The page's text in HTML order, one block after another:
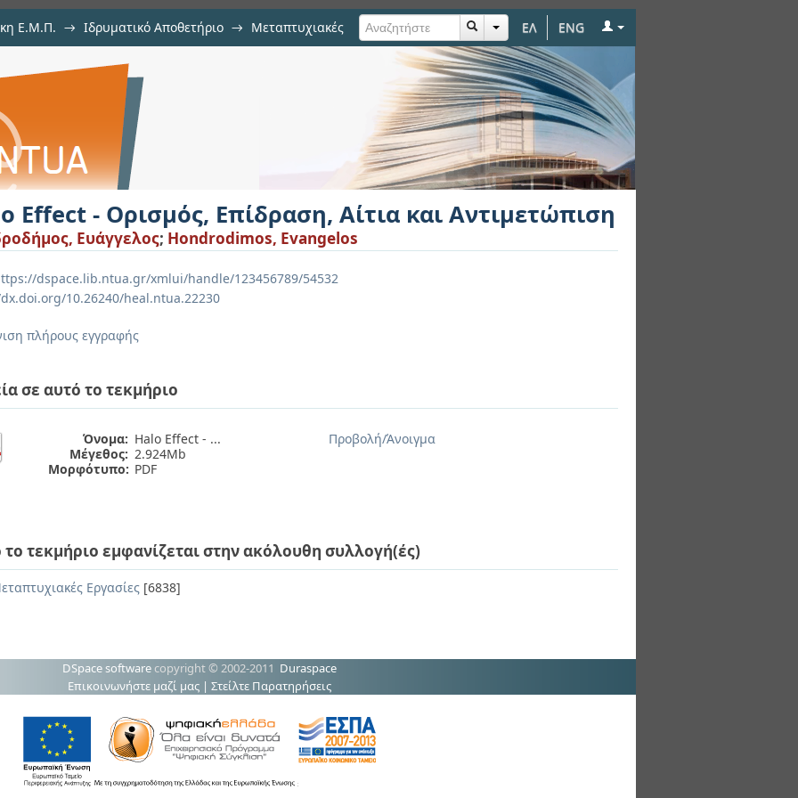
ΕΛ ENG
Ε.Μ.Π. → Ιδρυματικό Αποθετήριο → Μεταπτυχιακές
Επίδραση, Αίτια και Αντιμετώπιση
Effect - Ορισμός, Επίδραση, Αίτια και Αντιμετώπιση
Ευάγγελος; Hondrodimos, Evangelos
dspace.lib.ntua.gr/xmlui/handle/123456789/54532
10.26240/heal.ntua.22230
πλήρους εγγραφής
σε αυτό το τεκμήριο
Όνομα: Halo Effect - ...
Μέγεθος: 2.924Mb
Μορφότυπο: PDF
Προβολή/Άνοιγμα
το τεκμήριο εμφανίζεται στην ακόλουθη συλλογή(ές)
Εργασίες [6838]
DSpace software copyright © 2002-2011 Duraspace
Επικοινωνήστε μαζί μας | Στείλτε Παρατηρήσεις